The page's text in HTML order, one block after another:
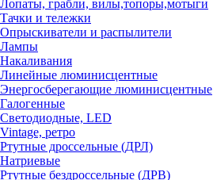
Лопаты, грабли, вилы,топоры,мотыги
Тачки и тележки
Опрыскиватели и распылители
Лампы
Накаливания
Линейные люминисцентные
Энергосберегающие люминисцентные
Галогенные
Светодиодные, LED
Vintage, ретро
Ртутные дроссельные (ДРЛ)
Натриевые
Ртутные бездроссельные (ДРВ)